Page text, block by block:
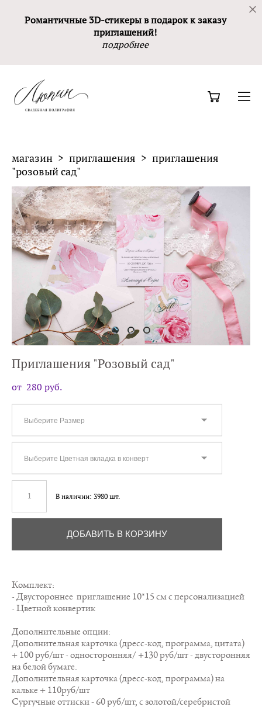
Романтичные 3D-стикеры в подарок к заказу
приглашений!
подробнее
магазин > приглашения > приглашения
"розовый сад"
Приглашения "Розовый сад"
от 280 pуб.
Выберите Размер
Выберите Цветная вкладка в конверт
В наличии: 3980шт.
ДОБАВИТЬ В КОРЗИНУ
Комплект:
- Двустороннее приглашение 10*15 см с персонализацией
- Цветной конвертик
Дополнительные опции:
Дополнительная карточка (дресс-код, программа, цитата)
+ 100 руб/шт - односторонняя/ +130 руб/шт - двусторонняя
на белой бумаге.
Дополнительная карточка (дресс-код, программа) на
кальке + 110руб/шт
Сургучные оттиски - 60 руб/шт, с золотой/серебристой